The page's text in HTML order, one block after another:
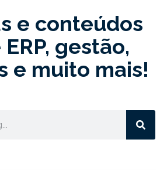
e conteúdos
gestão,
e muito mais!